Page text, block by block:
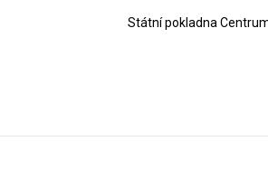
Státní pokladna